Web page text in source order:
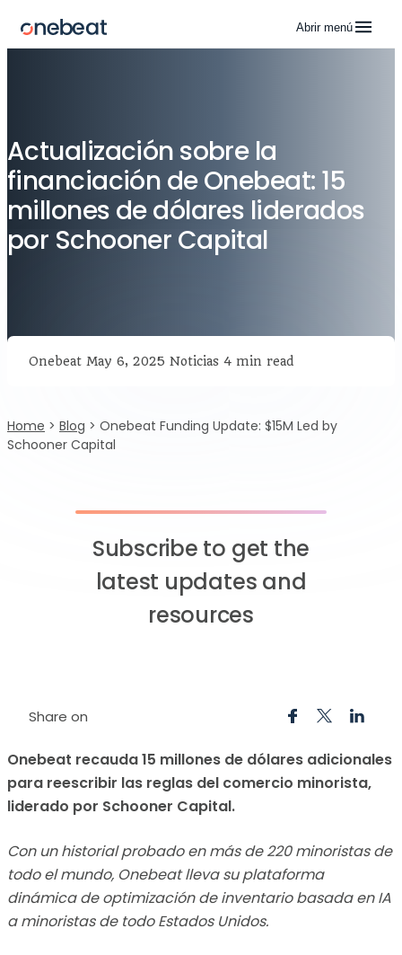
Abrir menú
Actualización sobre la
financiación de Onebeat: 15
millones de dólares liderados
por Schooner Capital
Onebeat May 6, 2025 Noticias 4 min read
Home > Blog > Onebeat Funding Update: $15M Led by
Schooner Capital
Subscribe to get the
latest updates and
resources
Share on
Onebeat recauda 15 millones de dólares adicionales
para reescribir las reglas del comercio minorista,
liderado por Schooner Capital.
Con un historial probado en más de 220 minoristas de
todo el mundo, Onebeat lleva su plataforma
dinámica de optimización de inventario basada en IA
a minoristas de todo Estados Unidos.